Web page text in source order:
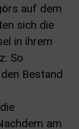
auf dem
sich die
in ihrem
So
Bestand
am